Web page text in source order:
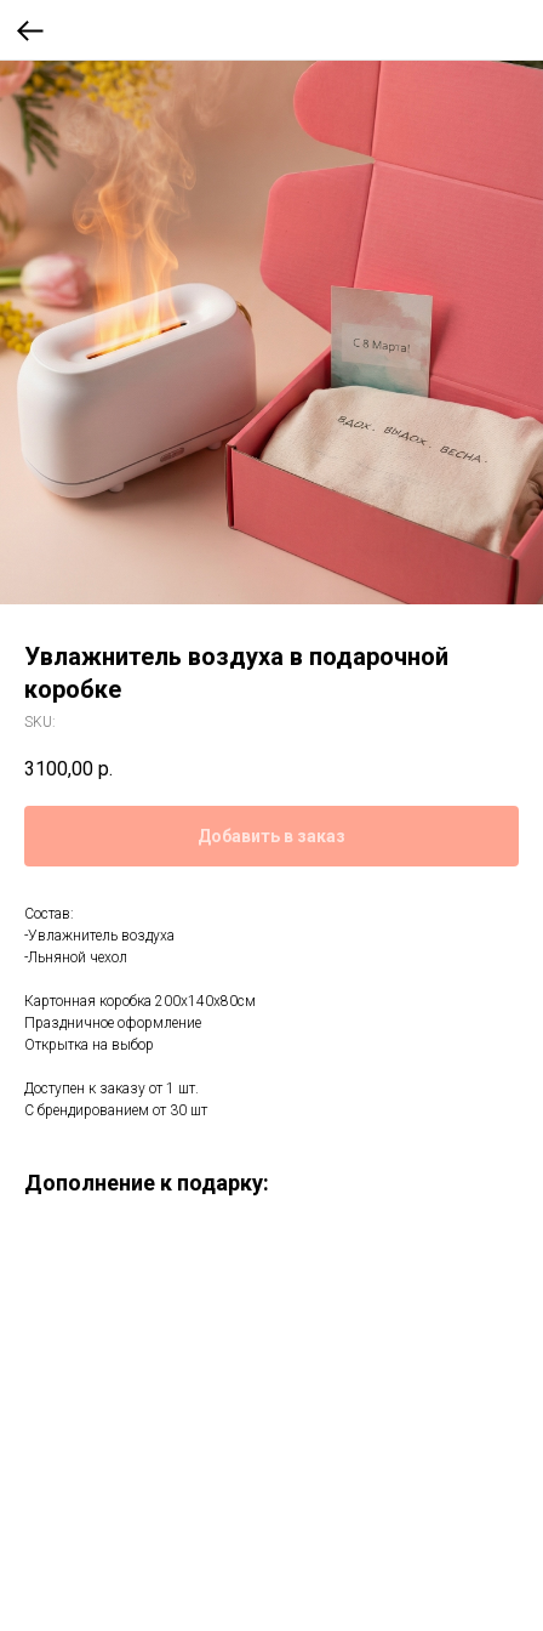
Увлажнитель воздуха в подарочной
коробке
SKU:
3100,00 р.
Добавить в заказ
Состав:
-Увлажнитель воздуха
-Льняной чехол
Картонная коробка 200х140х80см
Праздничное оформление
Открытка на выбор
Доступен к заказу от 1 шт.
С брендированием от 30 шт
Дополнение к подарку: